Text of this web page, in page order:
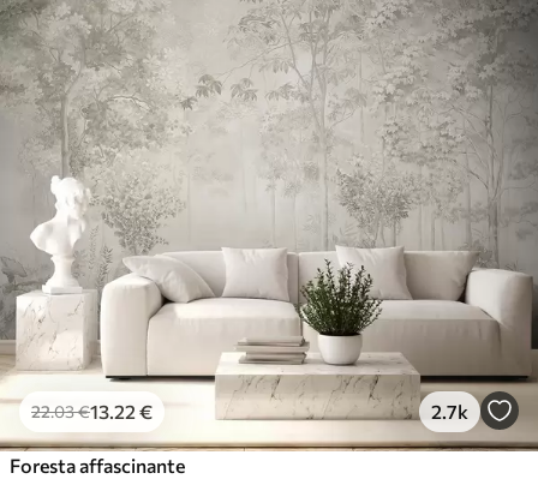
22.03€13 .22 € 2.7k
Foresta affascinante